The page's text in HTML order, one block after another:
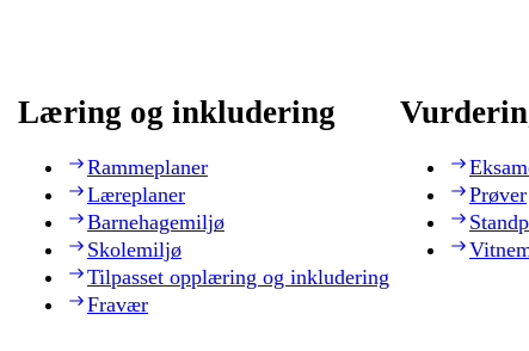
Læring og inkludering
Rammeplaner
Læreplaner
Barnehagemiljø
Skolemiljø
Tilpasset opplæring og inkludering
Fravær
Prøver